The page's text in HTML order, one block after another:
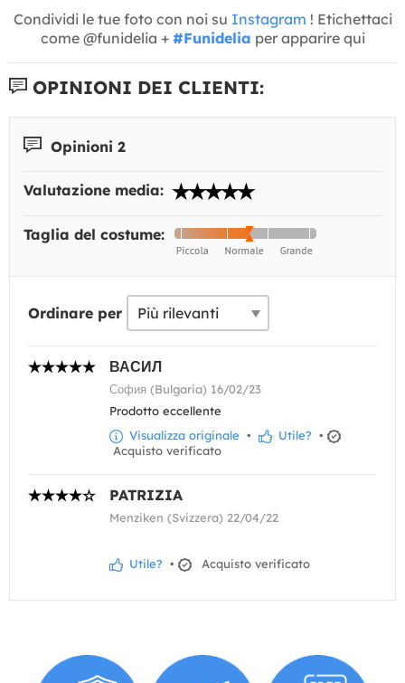
Condividi le tue foto con noi su Instagram ! Etichettaci
come @funidelia + #Funidelia per apparire qui
OPINIONI DEI CLIENTI:
Opinioni 2
Valutazione media:
Taglia del costume:
Ordinare per
ВАСИЛ
София (Bulgaria) 16/02/23
Prodotto eccellente
Visualizza originale • Utile? •
Acquisto verificato
PATRIZIA
Menziken (Svizzera) 22/04/22
Utile? • Acquisto verificato